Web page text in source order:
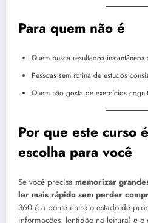
Para quem não é
Quem busca resultados instantâneos
Pessoas sem rotina de estudos
Quem não gosta de exercícios
Por que este curso
escolha para você
Se você precisa memorizar
ler mais rápido sem perder
360 é a ponte entre o estado de
informações, lentidão na leitura) e o